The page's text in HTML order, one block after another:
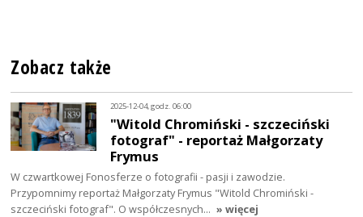
Zobacz także
2025-12-04, godz. 06:00
"Witold Chromiński - szczeciński
fotograf" - reportaż Małgorzaty
Frymus
W czwartkowej Fonosferze o fotografii - pasji i zawodzie.
Przypomnimy reportaż Małgorzaty Frymus "Witold Chromiński -
szczeciński fotograf". O współczesnych… » więcej